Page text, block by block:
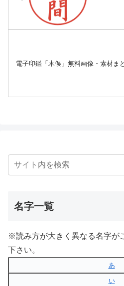
電子印鑑「木俣」無料画像・素材ま
名字一覧
※読み方が大きく異なる名字が
下さい。
あ
い